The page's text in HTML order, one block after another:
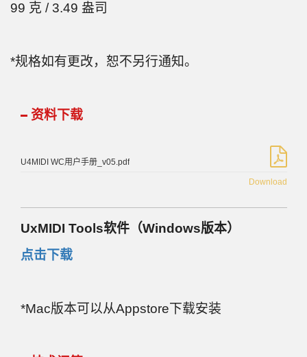
99 克 / 3.49 盎司
*规格如有更改，恕不另行通知。
资料下载
U4MIDI WC用户手册_v05.pdf
Download
UxMIDI Tools软件（Windows版本）
点击下载
*Mac版本可以从Appstore下载安装